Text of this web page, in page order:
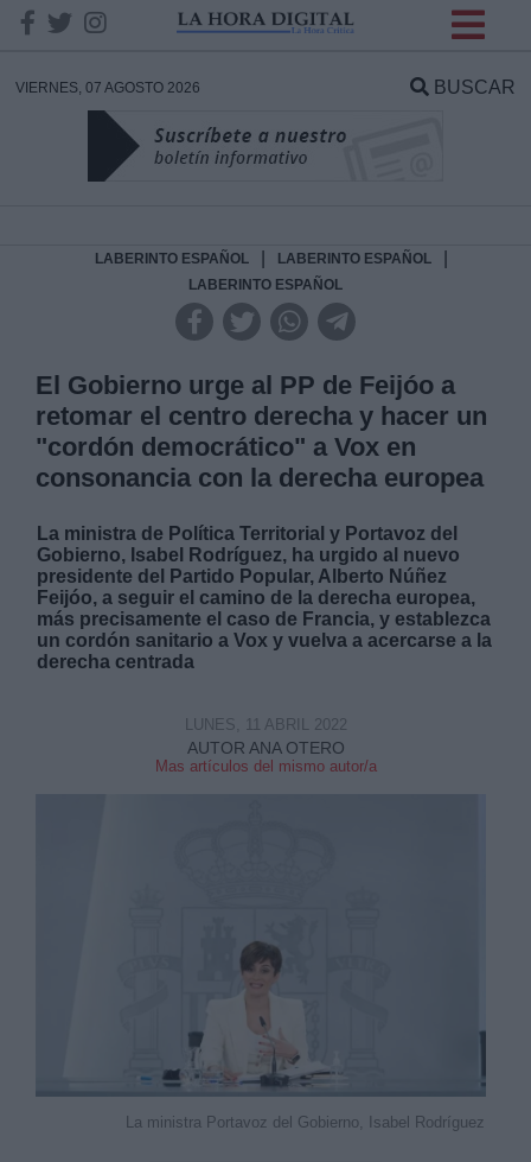
VIERNES, 07 AGOSTO 2026 BUSCAR
LABERINTO ESPAÑOL LABERINTO ESPAÑOL
LABERINTO ESPAÑOL
El Gobierno urge al PP de Feijóo a
retomar el centro derecha y hacer un
"cordón democrático" a Vox en
consonancia con la derecha europea
La ministra de Política Territorial y Portavoz del
Gobierno, Isabel Rodríguez, ha urgido al nuevo
presidente del Partido Popular, Alberto Núñez
Feijóo, a seguir el camino de la derecha europea,
más precisamente el caso de Francia, y establezca
un cordón sanitario a Vox y vuelva a acercarse a la
derecha centrada
AUTOR ANA OTERO
Mas artículos del mismo autor/a
LUNES, 11 ABRIL 2022
La ministra Portavoz del Gobierno, Isabel Rodríguez
DATOS
Responsable:
Destinatarios:
link